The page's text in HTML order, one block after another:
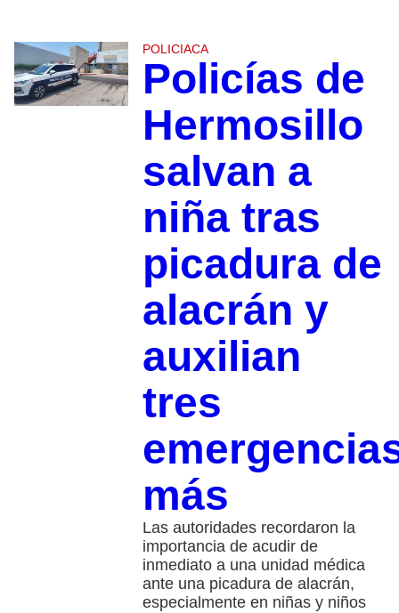
POLICIACA
Policías de
Hermosillo
salvan a
niña tras
picadura de
alacrán y
auxilian
tres
más
Las autoridades recordaron la
importancia de acudir de
inmediato a una unidad médica
ante una picadura de alacrán,
especialmente en niñas y niños